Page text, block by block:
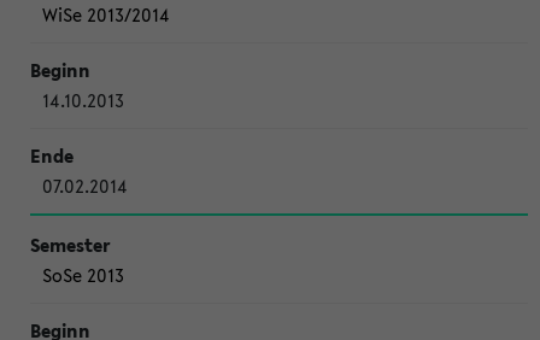
WiSe 2013/2014
14.10.2013
07.02.2014
SoSe 2013